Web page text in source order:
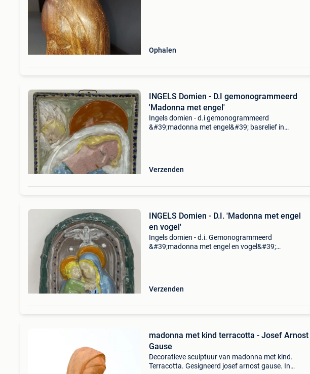
Ophalen
INGELS Domien - D.I gemonogrammeerd
'Madonna met engel'
Ingels domien - d.i gemonogrammeerd
&#39;madonna met engel&#39; basrelief in
Verzenden
INGELS Domien - D.I. 'Madonna met engel
en vogel'
Ingels domien - d.i. Gemonogrammeerd
&#39;madonna met engel en vogel&#39;
Verzenden
madonna met kind terracotta - Josef Arnost
Gause
Decoratieve sculptuur van madonna met kind.
Terracotta. Gesigneerd josef arnost gause. In